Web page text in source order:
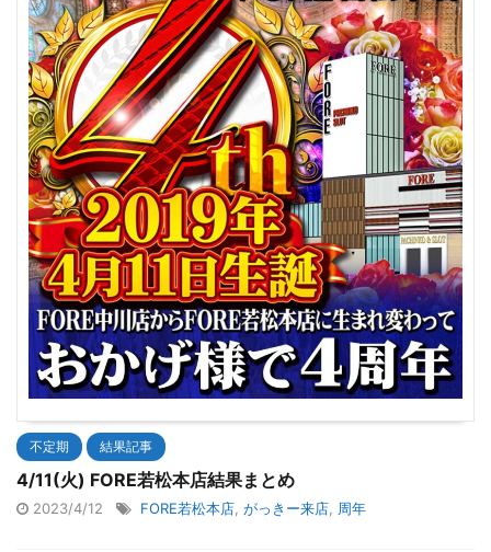
不定期 結果記事
4/11(火) FORE若松本店結果まとめ
2023/4/12 FORE若松本店, がっきー来店, 周年